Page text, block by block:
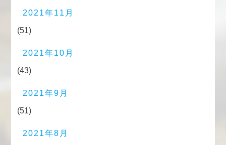
2021年11月
(51)
2021年10月
(43)
2021年9月
(51)
2021年8月